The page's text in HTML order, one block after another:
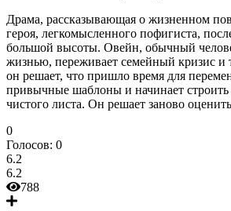
Драма, рассказывающая о жизненном
героя, легкомысленного пофигиста,
большой высоты. Овейн, обычный
жизнью, переживает семейный кризис и
он решает, что пришло время для
привычные шаблоны и начинает
чистого листа. Он решает заново
0
Голосов: 0
6.2
6.2
788